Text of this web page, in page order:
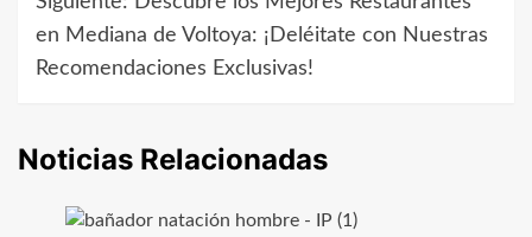
entradas
en Mediana de Voltoya: ¡Deléitate con Nuestras
Recomendaciones Exclusivas!
Noticias Relacionadas